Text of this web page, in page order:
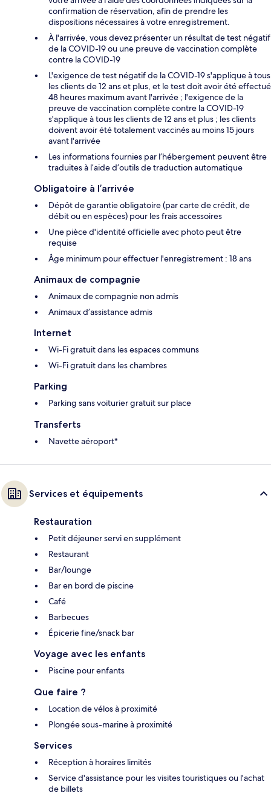
confirmation de réservation, afin de prendre les
dispositions nécessaires à votre enregistrement.
À l'arrivée, vous devez présenter un résultat de test négatif
de la COVID-19 ou une preuve de vaccination complète
contre la COVID-19
L'exigence de test négatif de la COVID-19 s'applique à tous
les clients de 12 ans et plus, et le test doit avoir été effectué
48 heures maximum avant l'arrivée ; l'exigence de la
preuve de vaccination complète contre la COVID-19
s'applique à tous les clients de 12 ans et plus ; les clients
doivent avoir été totalement vaccinés au moins 15 jours
avant l'arrivée
Les informations fournies par l’hébergement peuvent être
traduites à l’aide d’outils de traduction automatique
Obligatoire à l’arrivée
Dépôt de garantie obligatoire (par carte de crédit, de
débit ou en espèces) pour les frais accessoires
Une pièce d'identité officielle avec photo peut être
requise
Âge minimum pour effectuer l'enregistrement : 18 ans
Animaux de compagnie
Animaux de compagnie non admis
Animaux d’assistance admis
Internet
Wi-Fi gratuit dans les espaces communs
Wi-Fi gratuit dans les chambres
Parking
Parking sans voiturier gratuit sur place
Transferts
Navette aéroport*
Services et équipements
Restauration
Petit déjeuner servi en supplément
Restaurant
Bar/lounge
Bar en bord de piscine
Café
Barbecues
Épicerie fine/snack bar
Voyage avec les enfants
Piscine pour enfants
Que faire ?
Location de vélos à proximité
Plongée sous-marine à proximité
Services
Réception à horaires limités
Service d'assistance pour les visites touristiques ou l'achat
de billets